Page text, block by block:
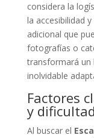
considera la
la accesibilidad
adicional que
fotografías o
transformará un
inolvidable
Factores
y dificultad
Al buscar el